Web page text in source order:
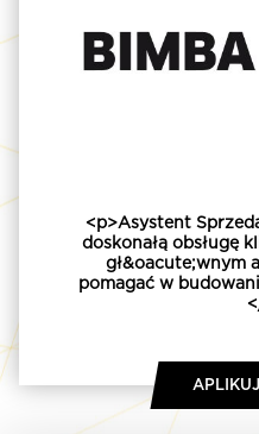
<p>Asystent
doskonałą obsługę
gł&oacute;wnym
pomagać w